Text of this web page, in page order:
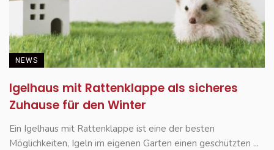
NEWS
Igelhaus mit Rattenklappe als sicheres
Zuhause für den Winter
Ein Igelhaus mit Rattenklappe ist eine der besten
Möglichkeiten, Igeln im eigenen Garten einen geschützten ...